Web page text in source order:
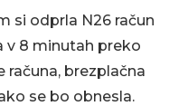
si odprla N26 račun
v 8 minutah preko
računa, brezplačna
se bo obnesla.